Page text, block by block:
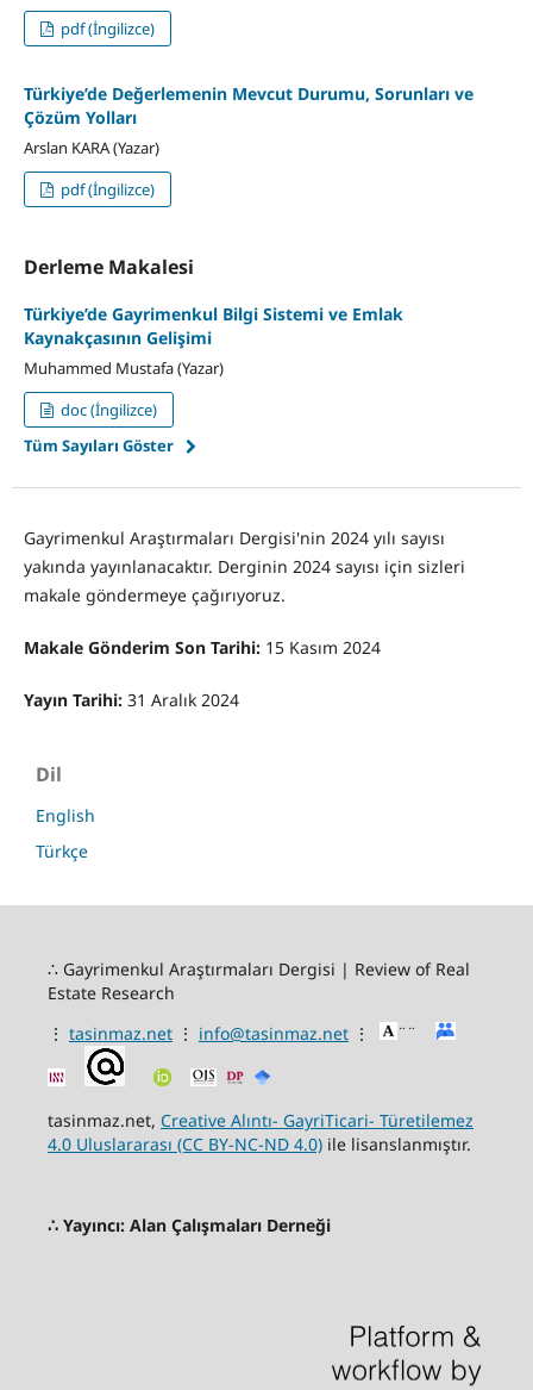
pdf (İngilizce)
Türkiye’de Değerlemenin Mevcut Durumu, Sorunları ve
Çözüm Yolları
Arslan KARA (Yazar)
pdf (İngilizce)
Derleme Makalesi
Türkiye’de Gayrimenkul Bilgi Sistemi ve Emlak
Kaynakçasının Gelişimi
Muhammed Mustafa (Yazar)
doc (İngilizce)
Tüm Sayıları Göster
Gayrimenkul Araştırmaları Dergisi'nin 2024 yılı sayısı
yakında yayınlanacaktır. Derginin 2024 sayısı için sizleri
makale göndermeye çağırıyoruz.
Makale Gönderim Son Tarihi:15 Kasım 2024
Yayın Tarihi:31 Aralık 2024
Dil
English
Türkçe
∴ Gayrimenkul Araştırmaları Dergisi | Review of Real
Estate Research
⋮ tasinmaz.net⋮ info@tasinmaz.net⋮ ¨¨
tasinmaz.net, Creative Alıntı- GayriTicari- Türetilemez
4.0 Uluslararası (CC BY-NC-ND 4.0)ile lisanslanmıştır.
∴Yayıncı: Alan Çalışmaları Derneği